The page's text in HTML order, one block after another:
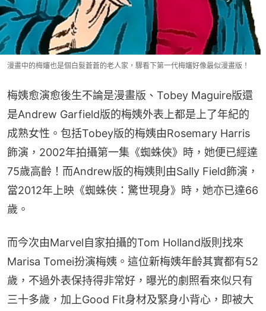
漫畫中的梅嬸也是個白髮蒼蒼的老人家，驟看下第一代梅嬸好像最似漫畫版！
梅姨愈演愈後生不論是漫畫版、Tobey Maguire版還
是Andrew Garfield版的梅姨外表上都是上了年紀的
成熟女性。包括Tobey版的梅姨由Rosemary Harris
飾演，2002年拍攝第一集《蜘蛛俠》時，她便已經達
75歲高齡！而Andrew版的梅姨則由Sally Field飾演，
當2012年上映《蜘蛛俠：驚世現身》時，她亦已達66
歲。
而今次由Marvel自家拍攝的Tom Holland版則找來
Marisa Tomei扮演梅姨。這位新梅姨年齡其實都有52
歲，不過外表保持得非常好，曝光的劇照看來似只有
三十多歲，加上Good Fit身材及緊身小背心，即被大